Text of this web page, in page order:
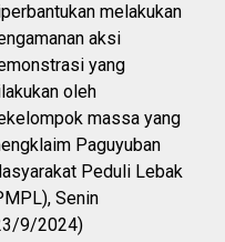
melakukan
aksi
yang
oleh
massa yang
Paguyuban
Peduli Lebak
Senin
9/2024)